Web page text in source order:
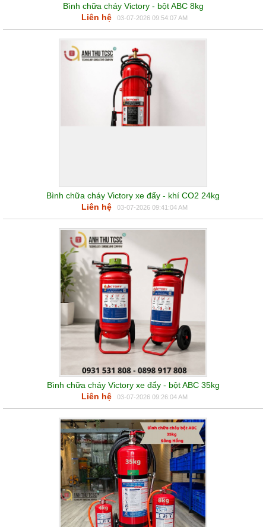
Bình chữa cháy Victory - bột ABC 8kg
Liên hệ
03-07-2026 09:54:07 AM
Bình chữa cháy Victory xe đẩy - khí CO2 24kg
Liên hệ
03-07-2026 09:41:04 AM
Bình chữa cháy Victory xe đẩy - bột ABC 35kg
Liên hệ
03-07-2026 09:26:04 AM